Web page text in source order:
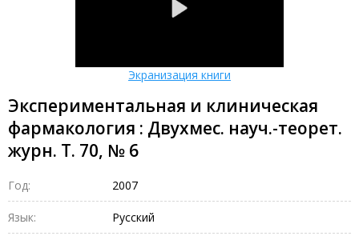
Экранизация книги
Экспериментальная и клиническая
фармакология : Двухмес. науч.-теорет.
журн. Т. 70, № 6
Год: 2007
Язык: Русский